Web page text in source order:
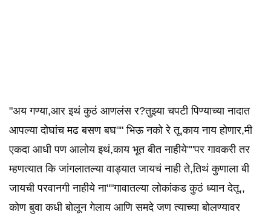
"अय गण्या,आर इथं कुठं आणलंस र?तुझ्या चपटी पिण्याच्या नादात
आपल्या दोघांच मढ बसण बघ"" भिऊ नको रे तू,काय नाय होणार,मी
एकदा आधी पण आलोय इथं,काय भूत बीत नाहीये""पर गावकरी तर
म्हणत्यात कि जांगलातल्या वाड्यात जायचं नाही ते,तिथं कुणाला बी
जायची परवानगी नाहीये ना""गावातल्या लोकांकड कुठं ध्यान देतू,,
कोण बुवा कधी बोलून गेलाय आणि समदे जण त्याच्या बोलण्यावर